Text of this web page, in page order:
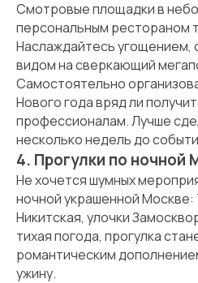
Смотровые площадки в
персональным рестораном
Наслаждайтесь угощением,
видом на сверкающий
Самостоятельно
Нового года вряд ли
профессионалам. Лучше
несколько недель до
4. Прогулки по ночной
Не хочется шумных
ночной украшенной Москве:
Никитская, улочки
тихая погода, прогулка
романтическим
ужину.